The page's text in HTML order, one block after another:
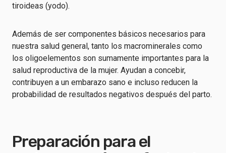
tiroideas (yodo).
Además de ser componentes básicos necesarios para
nuestra salud general, tanto los macrominerales como
los oligoelementos son sumamente importantes para la
salud reproductiva de la mujer. Ayudan a concebir,
contribuyen a un embarazo sano e incluso reducen la
probabilidad de resultados negativos después del parto.
Preparación para el